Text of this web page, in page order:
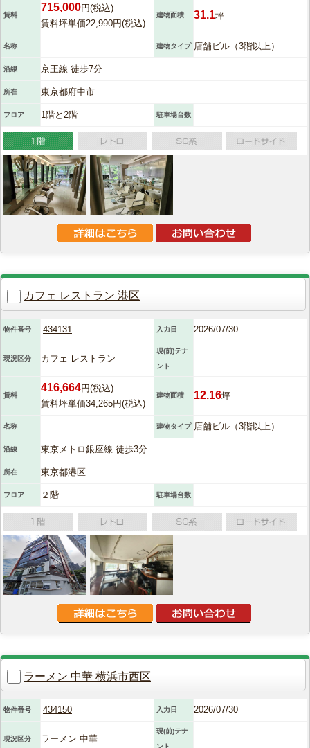
賃料
715,000円(税込)
賃料坪単価22,990円(税込)
建物面積 31.1坪
名称 建物タイプ 店舗ビル（3階以上）
沿線 京王線 徒歩7分
所在 東京都府中市
フロア 1階と2階 駐車場台数
カフェ レストラン 港区
物件番号 434131 入力日 2026/07/30
現況区分 カフェ レストラン
現(前)テナ
ント
賃料
416,664円(税込)
賃料坪単価34,265円(税込)
建物面積 12.16坪
名称 建物タイプ 店舗ビル（3階以上）
沿線 東京メトロ銀座線 徒歩3分
所在 東京都港区
フロア ２階 駐車場台数
ラーメン 中華 横浜市西区
物件番号 434150 入力日 2026/07/30
現況区分 ラーメン 中華
現(前)テナ
ント